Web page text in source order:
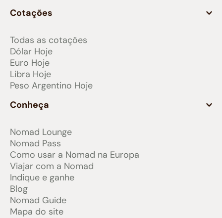
Cotações
Todas as cotações
Dólar Hoje
Euro Hoje
Libra Hoje
Peso Argentino Hoje
Conheça
Nomad Lounge
Nomad Pass
Como usar a Nomad na Europa
Viajar com a Nomad
Indique e ganhe
Blog
Nomad Guide
Mapa do site